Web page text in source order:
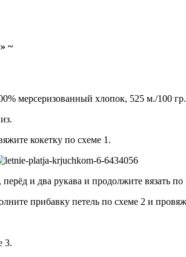
~
мерсеризованный хлопок, 525 м./100
кокетку по схеме 1.
перёд и два рукава и продолжите вязать
прибавку петель по схеме 2 и
3.